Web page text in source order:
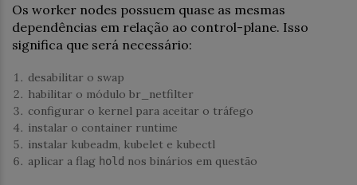
Os worker nodes possuem quase as mesmas
dependências em relação ao control-plane. Isso
significa que será necessário:
desabilitar o swap
habilitar o módulo br_netfilter
configurar o kernel para aceitar o tráfego
instalar o container runtime
instalar kubeadm, kubelet e kubectl
aplicar a flag hold nos binários em questão